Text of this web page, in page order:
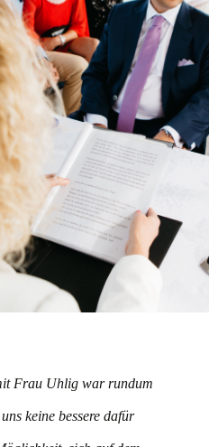
Frau Uhlig war rundum
keine bessere dafür